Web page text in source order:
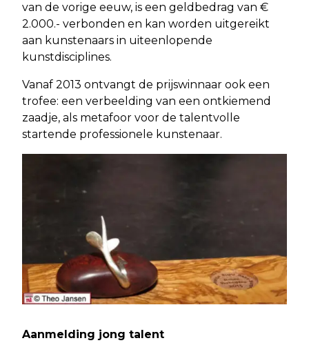
van de vorige eeuw, is een geldbedrag van €
2.000.- verbonden en kan worden uitgereikt
aan kunstenaars in uiteenlopende
kunstdisciplines.
Vanaf 2013 ontvangt de prijswinnaar ook een
trofee: een verbeelding van een ontkiemend
zaadje, als metafoor voor de talentvolle
startende professionele kunstenaar.
Aanmelding jong talent